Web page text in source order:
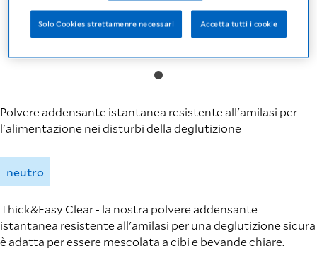
Polvere addensante istantanea resistente all'amilasi per
l'alimentazione nei disturbi della deglutizione
neutro
Thick&Easy Clear - la nostra polvere addensante
istantanea resistente all'amilasi per una deglutizione sicura
è adatta per essere mescolata a cibi e bevande chiare.
Solo Cookies strettamenre necessari Accetta tutti i cookie